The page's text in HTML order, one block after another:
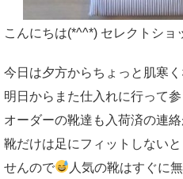
こんにちは(*^^*) セレクトショ
今日は夕方からちょっと肌寒く
明日からまた仕入れに行って参
オーダーの靴達も入荷済の連絡
靴だけは足にフィットしない
せんので
人気の靴はすぐに